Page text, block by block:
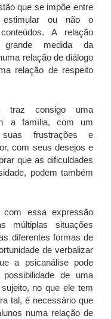
que se impõe entre
ou não o
A relação
grande medida da
relação de diálogo
relação de respeito
traz consigo uma
a família, com um
frustrações e
com seus desejos e
que as dificuldades
podem também
com essa expressão
múltiplas situações
diferentes formas de
de verbalizar
a psicanálise pode
de uma
no que ele tem
tal, é necessário que
numa relação de